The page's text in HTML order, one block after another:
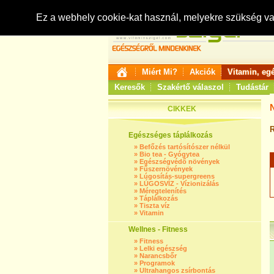
Ez a webhely cookie-kat használ, melyekre szükség
Miért Mi? Akciók Vitamin,
Keresők
Szakértő válaszol Tudástár
CIKKEK
Egészséges táplálkozás
» Befőzés tartósítószer nélkül
» Bio tea - Gyógytea
» Egészségvédő növények
» Fűszernövények
» Lúgosítás-supergreens
» LÚGOSVÍZ - Vízionizálás
» Méregtelenítés
» Táplálkozás
» Tiszta víz
» Vitamin
Wellnes - Fitness
» Fitness
» Lelki egészség
» Narancsbőr
» Programok
» Ultrahangos zsírbontás